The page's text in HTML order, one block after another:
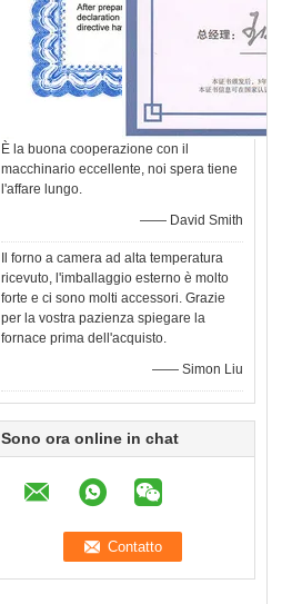
È la buona cooperazione con il
macchinario eccellente, noi spera tiene
l'affare lungo.
—— David Smith
Il forno a camera ad alta temperatura
ricevuto, l'imballaggio esterno è molto
forte e ci sono molti accessori. Grazie
per la vostra pazienza spiegare la
fornace prima dell'acquisto.
—— Simon Liu
Sono ora online in chat